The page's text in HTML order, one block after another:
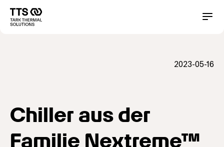
zum
Inhalt
2023-05-16
Chiller aus der
Familie Nextreme™